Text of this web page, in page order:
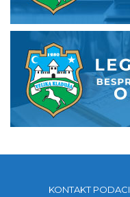
KONTAKT PODACI